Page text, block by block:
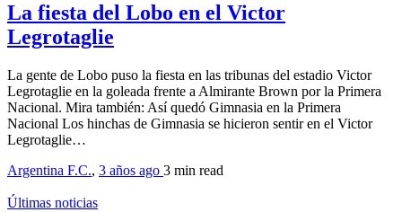
La fiesta del Lobo en el Victor
Legrotaglie
La gente de Lobo puso la fiesta en las tribunas del estadio Victor
Legrotaglie en la goleada frente a Almirante Brown por la Primera
Nacional. Mira también: Así quedó Gimnasia en la Primera
Nacional Los hinchas de Gimnasia se hicieron sentir en el Victor
Legrotaglie…
Argentina F.C., 3 años ago 3 min read
Últimas noticias